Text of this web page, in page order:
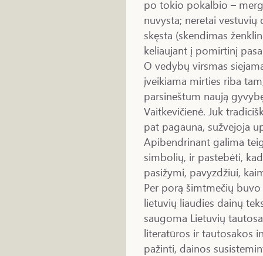
po tokio pokalbio –
nuvysta; neretai
skęsta (skendimas
keliaujant į pomirtinį
O vedybų virsmas
įveikiama mirties riba
parsineštum naują
Vaitkevičienė. Juk
pat pagauna, sužvejoja
Apibendrinant galima
simbolių, ir pastebėti,
pasižymi, pavyzdžiui,
Per porą šimtmečių
lietuvių liaudies dainų
saugoma Lietuvių
literatūros ir tautosakos
pažinti, dainos